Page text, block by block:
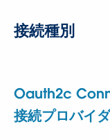
接続種別
Oauth2c
接続プロバイ